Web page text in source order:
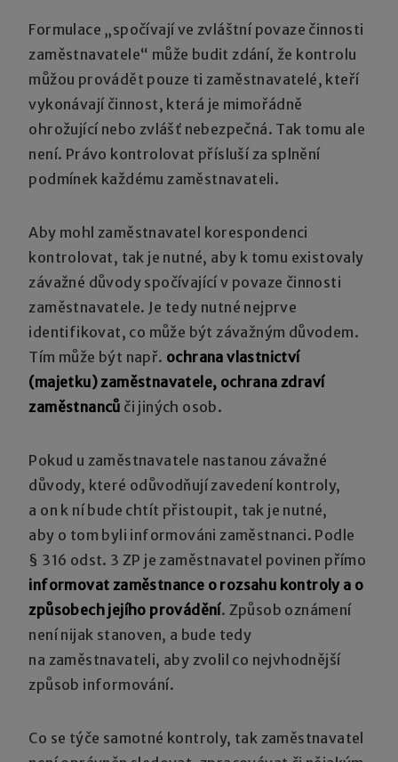
Formulace „spočívají ve zvláštní povaze činnosti
zaměstnavatele“ může budit zdání, že kontrolu
můžou provádět pouze ti zaměstnavatelé, kteří
vykonávají činnost, která je mimořádně
ohrožující nebo zvlášť nebezpečná. Tak tomu ale
není. Právo kontrolovat přísluší za splnění
podmínek každému zaměstnavateli.
Aby mohl zaměstnavatel korespondenci
kontrolovat, tak je nutné, aby k tomu existovaly
závažné důvody spočívající v povaze činnosti
zaměstnavatele. Je tedy nutné nejprve
identifikovat, co může být závažným důvodem.
Tím může být např. ochrana vlastnictví
(majetku) zaměstnavatele, ochrana zdraví
zaměstnanců či jiných osob.
Pokud u zaměstnavatele nastanou závažné
důvody, které odůvodňují zavedení kontroly,
a on k ní bude chtít přistoupit, tak je nutné,
aby o tom byli informováni zaměstnanci. Podle
§ 316 odst. 3 ZP je zaměstnavatel povinen přímo
informovat zaměstnance o rozsahu kontroly a o
způsobech jejího provádění. Způsob oznámení
není nijak stanoven, a bude tedy
na zaměstnavateli, aby zvolil co nejvhodnější
způsob informování.
Co se týče samotné kontroly, tak zaměstnavatel